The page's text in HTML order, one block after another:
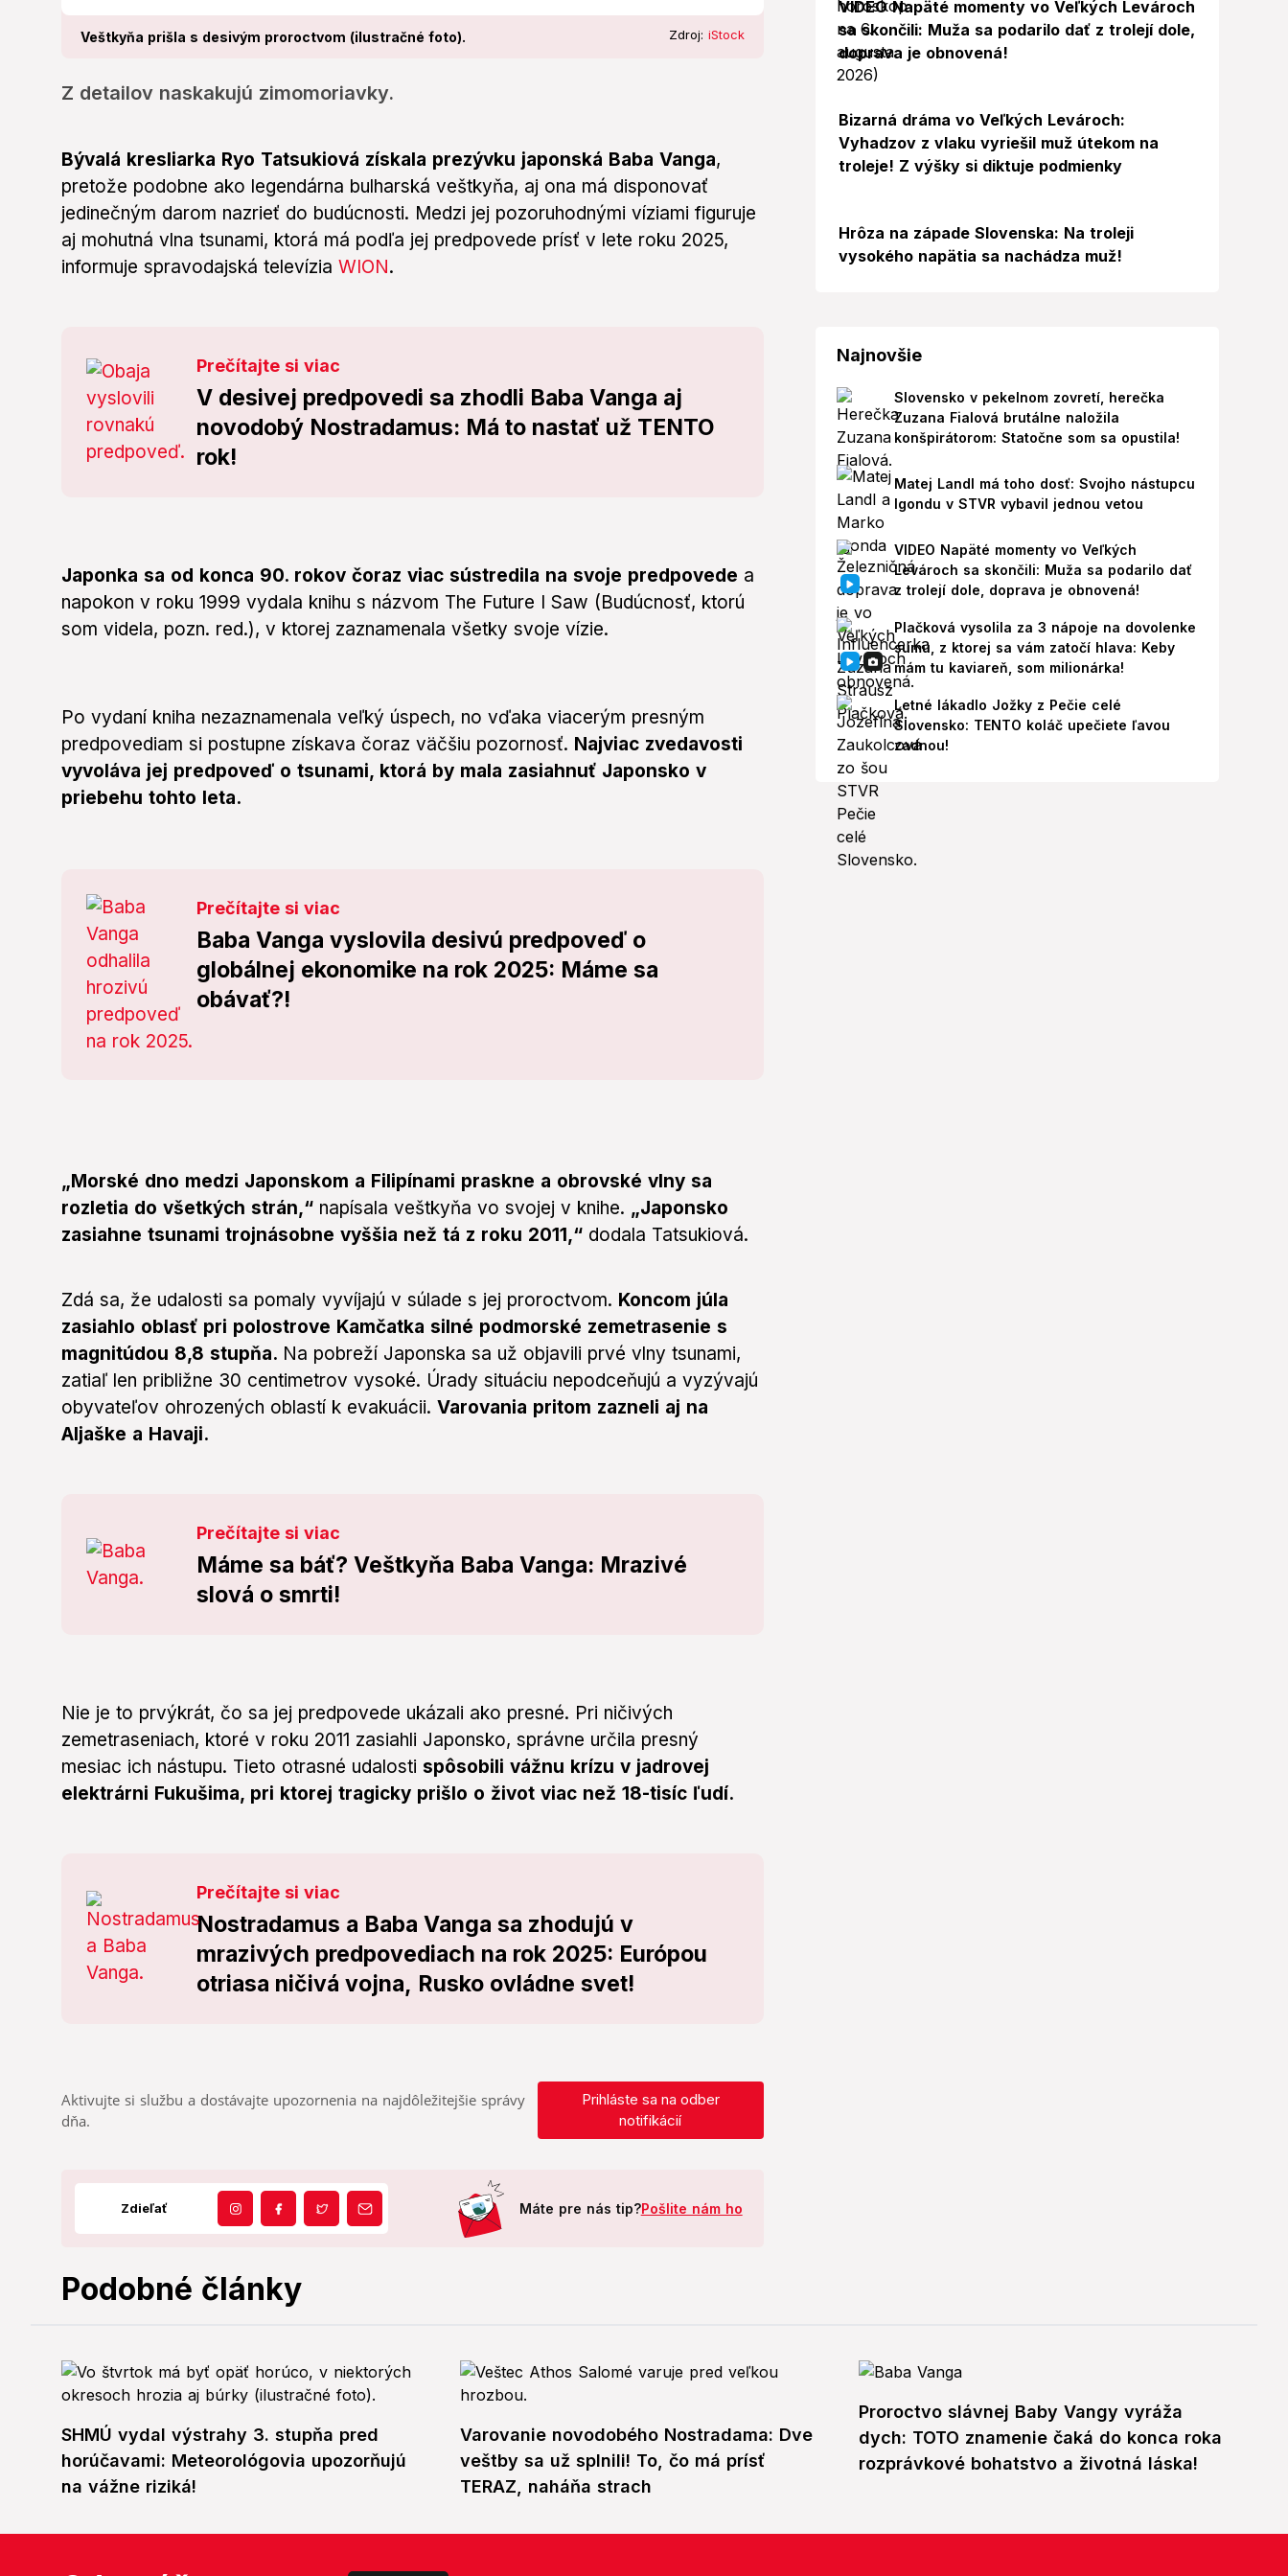
Veštkyňa prišla s desivým proroctvom (ilustračné foto). Zdroj: iStock
Z detailov naskakujú zimomoriavky.
Bývalá kresliarka Ryo Tatsukiová získala prezývku japonská Baba Vanga,
pretože podobne ako legendárna bulharská veštkyňa, aj ona má disponovať
jedinečným darom nazrieť do budúcnosti. Medzi jej pozoruhodnými víziami figuruje
aj mohutná vlna tsunami, ktorá má podľa jej predpovede prísť v lete roku 2025,
informuje spravodajská televízia WION.
Prečítajte si viac
V desivej predpovedi sa zhodli Baba Vanga aj
novodobý Nostradamus: Má to nastať už TENTO
rok!
Japonka sa od konca 90. rokov čoraz viac sústredila na svoje predpovede a
napokon v roku 1999 vydala knihu s názvom The Future I Saw (Budúcnosť, ktorú
som videla, pozn. red.), v ktorej zaznamenala všetky svoje vízie.
Po vydaní kniha nezaznamenala veľký úspech, no vďaka viacerým presným
predpovediam si postupne získava čoraz väčšiu pozornosť. Najviac zvedavosti
vyvoláva jej predpoveď o tsunami, ktorá by mala zasiahnuť Japonsko v
priebehu tohto leta.
Prečítajte si viac
Baba Vanga vyslovila desivú predpoveď o
globálnej ekonomike na rok 2025: Máme sa
obávať?!
„Morské dno medzi Japonskom a Filipínami praskne a obrovské vlny sa
rozletia do všetkých strán,“ napísala veštkyňa vo svojej v knihe. „Japonsko
zasiahne tsunami trojnásobne vyššia než tá z roku 2011,“ dodala Tatsukiová.
Zdá sa, že udalosti sa pomaly vyvíjajú v súlade s jej proroctvom. Koncom júla
zasiahlo oblasť pri polostrove Kamčatka silné podmorské zemetrasenie s
magnitúdou 8,8 stupňa. Na pobreží Japonska sa už objavili prvé vlny tsunami,
zatiaľ len približne 30 centimetrov vysoké. Úrady situáciu nepodceňujú a vyzývajú
obyvateľov ohrozených oblastí k evakuácii. Varovania pritom zazneli aj na
Aljaške a Havaji.
Prečítajte si viac
Máme sa báť? Veštkyňa Baba Vanga: Mrazivé
slová o smrti!
Nie je to prvýkrát, čo sa jej predpovede ukázali ako presné. Pri ničivých
zemetraseniach, ktoré v roku 2011 zasiahli Japonsko, správne určila presný
mesiac ich nástupu. Tieto otrasné udalosti spôsobili vážnu krízu v jadrovej
elektrárni Fukušima, pri ktorej tragicky prišlo o život viac než 18-tisíc ľudí.
Prečítajte si viac
Nostradamus a Baba Vanga sa zhodujú v
mrazivých predpovediach na rok 2025: Európou
otriasa ničivá vojna, Rusko ovládne svet!
Aktivujte si službu a dostávajte upozornenia na najdôležitejšie správy
dňa.
Prihláste sa na odber
notifikácií
Zdieľať Máte pre nás tip?Pošlite nám ho
VIDEO Napäté momenty vo Veľkých Levároch
sa skončili: Muža sa podarilo dať z trolejí dole,
doprava je obnovená!
Bizarná dráma vo Veľkých Levároch:
Vyhadzov z vlaku vyriešil muž útekom na
troleje! Z výšky si diktuje podmienky
Hrôza na západe Slovenska: Na troleji
vysokého napätia sa nachádza muž!
Najnovšie
Slovensko v pekelnom zovretí, herečka
Zuzana Fialová brutálne naložila
konšpirátorom: Statočne som sa opustila!
Matej Landl má toho dosť: Svojho nástupcu
Igondu v STVR vybavil jednou vetou
VIDEO Napäté momenty vo Veľkých
Levároch sa skončili: Muža sa podarilo dať
z trolejí dole, doprava je obnovená!
Plačková vysolila za 3 nápoje na dovolenke
sumu, z ktorej sa vám zatočí hlava: Keby
mám tu kaviareň, som milionárka!
Letné lákadlo Jožky z Pečie celé
Slovensko: TENTO koláč upečiete ľavou
zadnou!
Podobné články
SHMÚ vydal výstrahy 3. stupňa pred
horúčavami: Meteorológovia upozorňujú
na vážne riziká!
Varovanie novodobého Nostradama: Dve
veštby sa už splnili! To, čo má prísť
TERAZ, naháňa strach
Proroctvo slávnej Baby Vangy vyráža
dych: TOTO znamenie čaká do konca roka
rozprávkové bohatstvo a životná láska!